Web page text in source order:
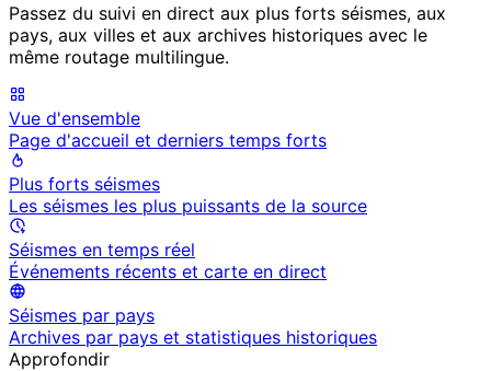
Passez du suivi en direct aux plus forts séismes, aux
pays, aux villes et aux archives historiques avec le
même routage multilingue.
Vue d'ensemble
Page d'accueil et derniers temps forts
Plus forts séismes
Les séismes les plus puissants de la source
Séismes en temps réel
Événements récents et carte en direct
Séismes par pays
Archives par pays et statistiques historiques
Approfondir